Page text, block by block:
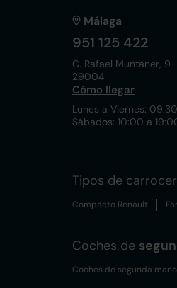
Málaga
951 125 422
C. Rafael Muntaner, 9
29004
Cómo llegar
Lunes a Viernes:
Sábados: 10:00 a
Tipos de
Compacto Renault
Coches de
Coches de segunda